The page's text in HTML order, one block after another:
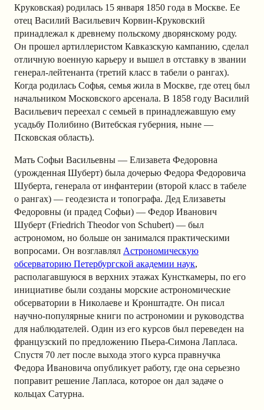
Круковская) родилась 15 января 1850 года в Москве. Ее
отец Василий Васильевич Корвин-Круковский
принадлежал к древнему польскому дворянскому роду.
Он прошел артиллеристом Кавказскую кампанию, сделал
отличную военную карьеру и вышел в отставку в звании
генерал-лейтенанта (третий класс в табели о рангах).
Когда родилась Софья, семья жила в Москве, где отец был
начальником Московского арсенала. В 1858 году Василий
Васильевич переехал с семьей в принадлежавшую ему
усадьбу Полибино (Витебская губерния, ныне —
Псковская область).
Мать Софьи Васильевны — Елизавета Федоровна
(урожденная Шуберт) была дочерью Федора Федоровича
Шуберта, генерала от инфантерии (второй класс в табеле
о рангах) — геодезиста и топографа. Дед Елизаветы
Федоровны (и прадед Софьи) — Федор Иванович
Шуберт (Friedrich Theodor von Schubert) — был
астрономом, но больше он занимался практическими
вопросами. Он возглавлял Астрономическую
обсерваторию Петербургской академии наук,
располагавшуюся в верхних этажах Кунсткамеры, по его
инициативе были созданы морские астрономические
обсерватории в Николаеве и Кронштадте. Он писал
научно-популярные книги по астрономии и руководства
для наблюдателей. Один из его курсов был переведен на
французский по предложению Пьера-Симона Лапласа.
Спустя 70 лет после выхода этого курса правнучка
Федора Ивановича опубликует работу, где она серьезно
поправит решение Лапласа, которое он дал задаче о
кольцах Сатурна.